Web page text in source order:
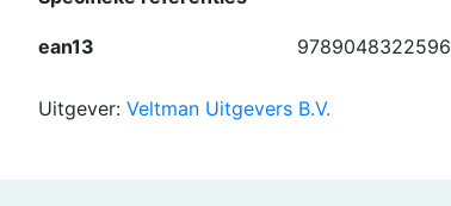
ean13 9789048322596
Uitgever: Veltman Uitgevers B.V.